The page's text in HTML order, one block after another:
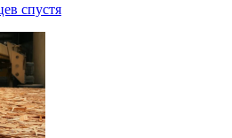
спустя